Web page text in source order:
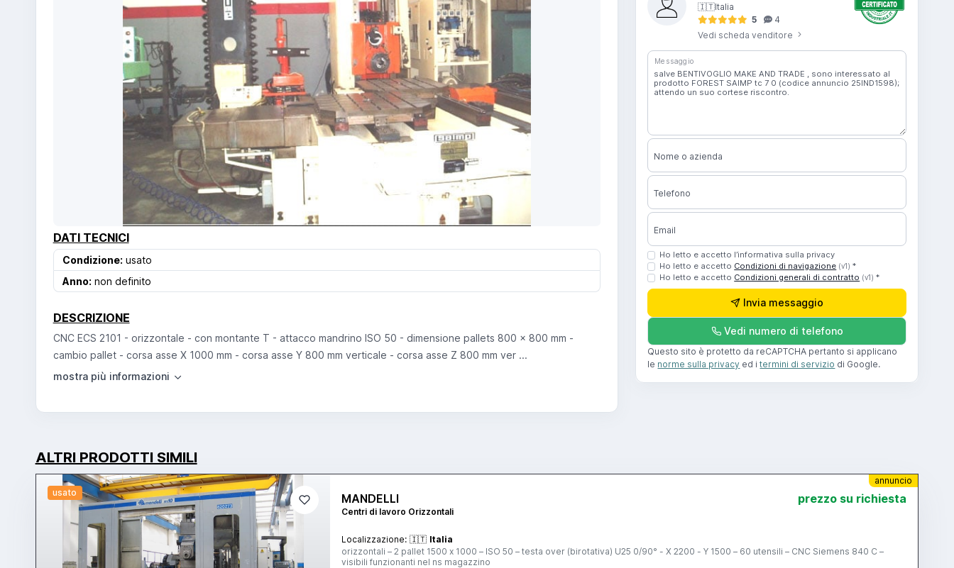
DATI TECNICI
Condizione: usato
Anno: non definito
DESCRIZIONE
CNC ECS 2101 - orizzontale - con montante T - attacco mandrino ISO 50 - dimensione pallets 800 x 800 mm -
cambio pallet - corsa asse X 1000 mm - corsa asse Y 800 mm verticale - corsa asse Z 800 mm ver ...
🇮🇹Italia
5
4
Vedi scheda venditore
Messaggio
Nome o azienda
Telefono
Email
Ho letto e accetto l’informativa sulla privacy
Ho letto e accetto Condizioni di navigazione (v1) *
Ho letto e accetto Condizioni generali di contratto (v1) *
Invia messaggio
Vedi numero di telefono
Questo sito è protetto da reCAPTCHA pertanto si applicano
le norme sulla privacy ed itermini di servizio di Google.
ALTRI PRODOTTI SIMILI
usato
annuncio
MANDELLI
Centri di lavoro Orizzontali
prezzo su richiesta
Localizzazione: 🇮🇹 Italia
orizzontali – 2 pallet 1500 x 1000 – ISO 50 – testa over (birotativa) U25 0/90° - X 2200 - Y 1500 – 60 utensili – CNC Siemens 840 C –
visibili funzionanti nel ns magazzino